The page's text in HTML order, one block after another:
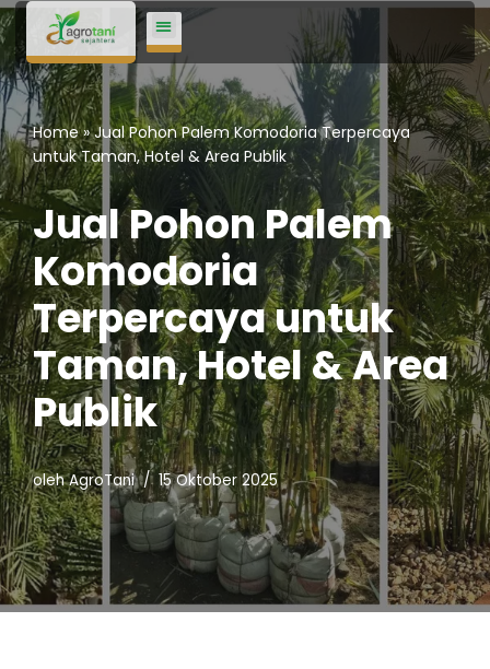
Lompat
ke
konten
Home»Jual Pohon Palem Komodoria Terpercaya
untuk Taman, Hotel & Area Publik
Jual Pohon Palem
Komodoria
Terpercaya untuk
Taman, Hotel & Area
Publik
olehAgroTani 15 Oktober 2025